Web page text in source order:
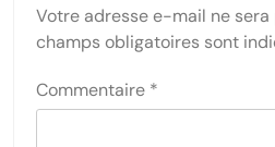
Votre adresse e-mail ne sera
champs obligatoires sont
Commentaire *